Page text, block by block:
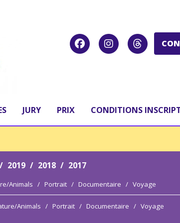
JURY PRIX CONDITIONS
/ 2019 / 2018 / 2017
Animals / Portrait / Documentaire / Voyage
Animals / Portrait / Documentaire / Voyage